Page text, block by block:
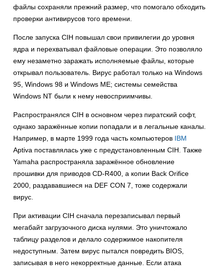
файлы сохраняли прежний размер, что помогало обходить
проверки антивирусов того времени.
После запуска CIH повышал свои привилегии до уровня
ядра и перехватывал файловые операции. Это позволяло
ему незаметно заражать исполняемые файлы, которые
открывал пользователь. Вирус работал только на Windows
95, Windows 98 и Windows ME; системы семейства
Windows NT были к нему невосприимчивы.
Распространялся CIH в основном через пиратский софт,
однако заражённые копии попадали и в легальные каналы.
Например, в марте 1999 года часть компьютеров IBM
Aptiva поставлялась уже с предустановленным CIH. Также
Yamaha распространяла заражённое обновление
прошивки для приводов CD-R400, а копии Back Orifice
2000, раздававшиеся на DEF CON 7, тоже содержали
вирус.
При активации CIH сначала перезаписывал первый
мегабайт загрузочного диска нулями. Это уничтожало
таблицу разделов и делало содержимое накопителя
недоступным. Затем вирус пытался повредить BIOS,
записывая в него некорректные данные. Если атака